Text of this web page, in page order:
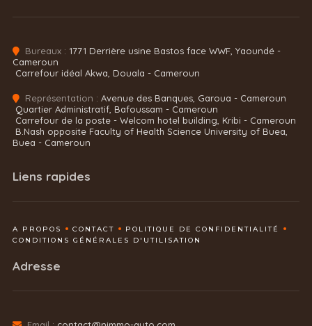
Bureaux : 1771 Derrière usine Bastos face WWF, Yaoundé -
Cameroun
Carrefour idéal Akwa, Douala - Cameroun
Représentation : Avenue des Banques, Garoua - Cameroun
Quartier Administratif, Bafoussam - Cameroun
Carrefour de la poste - Welcom hotel building, Kribi - Cameroun
B.Nash opposite Faculty of Health Science University of Buea,
Buea - Cameroun
Liens rapides
A PROPOS CONTACT
POLITIQUE DE CONFIDENTIALITÉ
CONDITIONS GÉNÉRALES D'UTILISATION
Adresse